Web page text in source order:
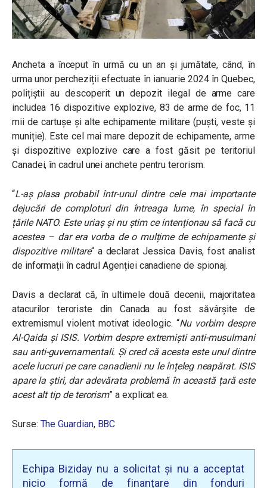
Ancheta a început în urmă cu un an și jumătate, când, în
urma unor percheziții efectuate în ianuarie 2024 în Quebec,
polițiștii au descoperit un depozit ilegal de arme care
includea 16 dispozitive explozive, 83 de arme de foc, 11
mii de cartușe și alte echipamente militare (puști, veste și
muniție). Este cel mai mare depozit de echipamente, arme
și dispozitive explozive care a fost găsit pe teritoriul
Canadei, în cadrul unei anchete pentru terorism.
“L-aș plasa probabil într-unul dintre cele mai importante
dejucări de comploturi din întreaga lume, în special în
țările NATO. Este uriaș și nu știm ce intenționau să facă cu
acestea – dar era vorba de o mulțime de echipamente și
dispozitive militare“ a declarat Jessica Davis, fost analist
de informații în cadrul Agenției canadiene de spionaj.
Davis a declarat că, în ultimele două decenii, majoritatea
atacurilor teroriste din Canada au fost săvârșite de
extremismul violent motivat ideologic. “Nu vorbim despre
Al-Qaida și ISIS. Vorbim despre extremiști anti-musulmani
sau anti-guvernamentali. Și cred că acesta este unul dintre
acele lucruri pe care canadienii nu le înțeleg neapărat. ISIS
apare la știri, dar adevărata problemă în această țară este
acest alt tip de terorism”a explicat ea.
Surse: The Guardian, BBC
Echipa Biziday nu a solicitat și nu a acceptat
nicio formă de finanțare din fonduri